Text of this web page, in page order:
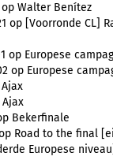
op Walter Benítez
op [Voorronde CL]
op Europese
op Europese
Ajax
Bekerfinale
Road to the final
Europese niveau]